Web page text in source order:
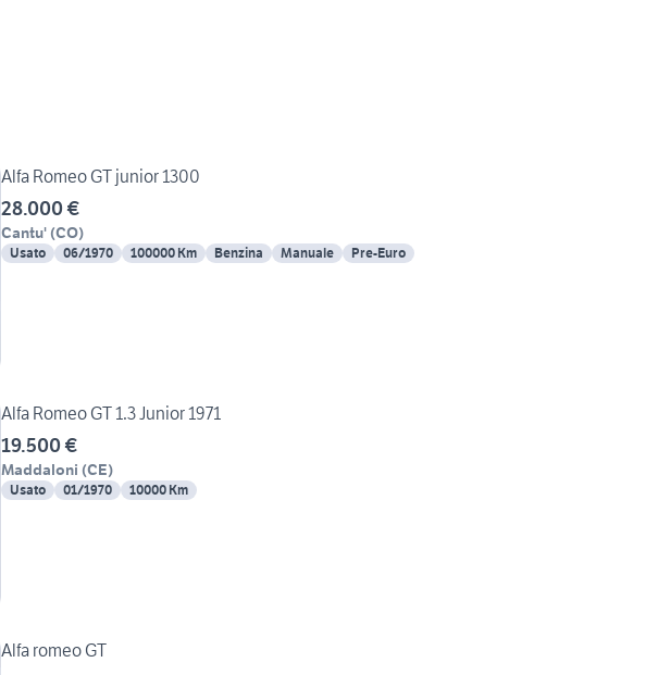
Alfa Romeo GT junior 1300
28.000 €
Cantu' (CO)
Usato 06/1970 100000 Km Benzina Manuale Pre-Euro
Alfa Romeo GT 1.3 Junior 1971
19.500 €
Maddaloni (CE)
Usato 01/1970 10000 Km
Alfa romeo GT